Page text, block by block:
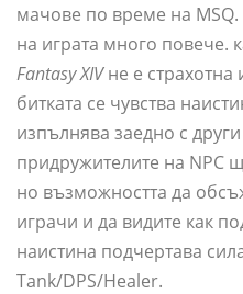
мачове по време на
на играта много повече.
Fantasy XIVне е страхотна
битката се чувства
изпълнява заедно с
придружителите на NPC
но възможността да
играчи и да видите как
наистина подчертава
Tank/DPS/Healer.